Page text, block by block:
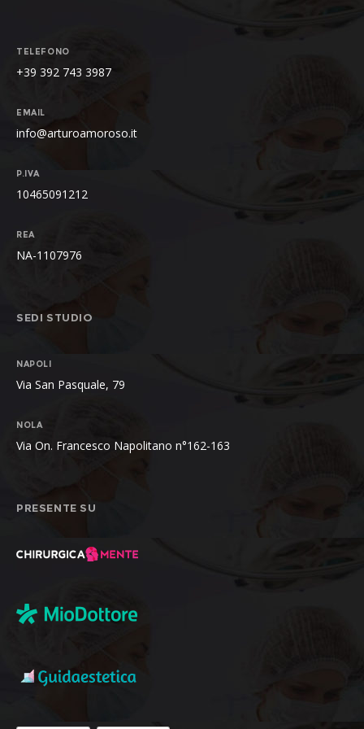
TELEFONO
+39 392 743 3987
EMAIL
info@arturoamoroso.it
P.IVA
10465091212
REA
NA-1107976
SEDI STUDIO
NAPOLI
Via San Pasquale, 79
NOLA
Via On. Francesco Napolitano n°162-163
PRESENTE SU